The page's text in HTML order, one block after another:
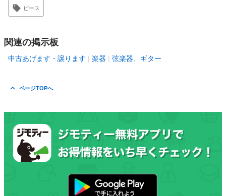
ピース
関連の掲示板
中古あげます・譲ります 楽器 弦楽器、ギター
ページTOPへ